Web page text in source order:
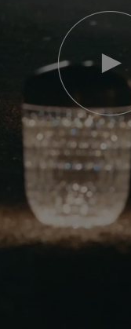
abspielen
YouTube-
Video,
Folia
Mini-
Portable-
Lampe